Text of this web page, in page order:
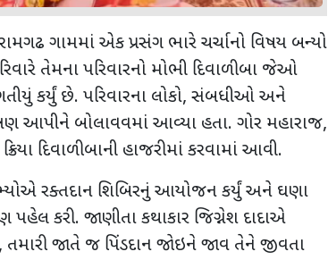
રામગઢ ગામમાં એક પ્રસંગ ભારે ચર્ચાનો વિષય બન્યો
તેમના પરિવારનો મોભી દિવાળીબા જેઓ
કર્યું છે. પરિવારના લોકો, સંબધીઓ અને
આપીને બોલાવવમાં આવ્યા હતા. ગોર મહારાજ,
દિવાળીબાની હાજરીમાં કરવામાં આવી.
રક્તદાન શિબિરનું આયોજન કર્યું અને ઘણા
કરી. જાણીતા કથાકાર જિગ્નેશ દાદાએ
, તમારી જાતે જ પિંડદાન જોઇને જાવ તેને જીવતા